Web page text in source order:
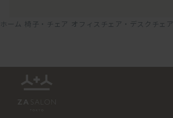
ホーム 椅子・チェア オフィスチェア・デスクチェア